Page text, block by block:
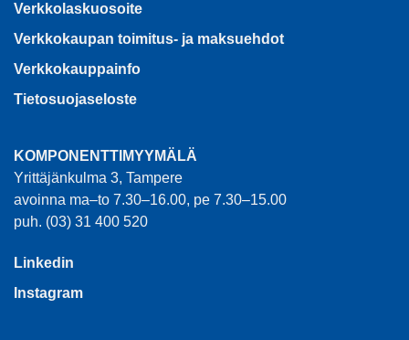
Verkkolaskuosoite
Verkkokaupan toimitus- ja maksuehdot
Verkkokauppainfo
Tietosuojaseloste
KOMPONENTTIMYYMÄLÄ
Yrittäjänkulma 3, Tampere
avoinna ma–to 7.30–16.00, pe 7.30–15.00
puh. (03) 31 400 520
Linkedin
Instagram